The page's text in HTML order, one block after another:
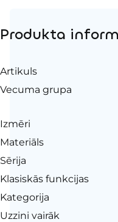
Produkta
Artikuls
Vecuma grupa
Izmēri
Materiāls
Sērija
Klasiskās funkcijas
Kategorija
Uzzini vairāk